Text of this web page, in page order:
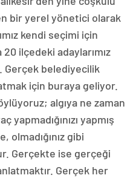
bir yerel yönetici olarak
kendi seçimi için
ilçedeki adaylarımız
Gerçek belediyecilik
için buraya geliyor.
algıya ne zaman
yapmadığınızı yapmış
gibi
Gerçekte ise gerçeği
Gerçek her